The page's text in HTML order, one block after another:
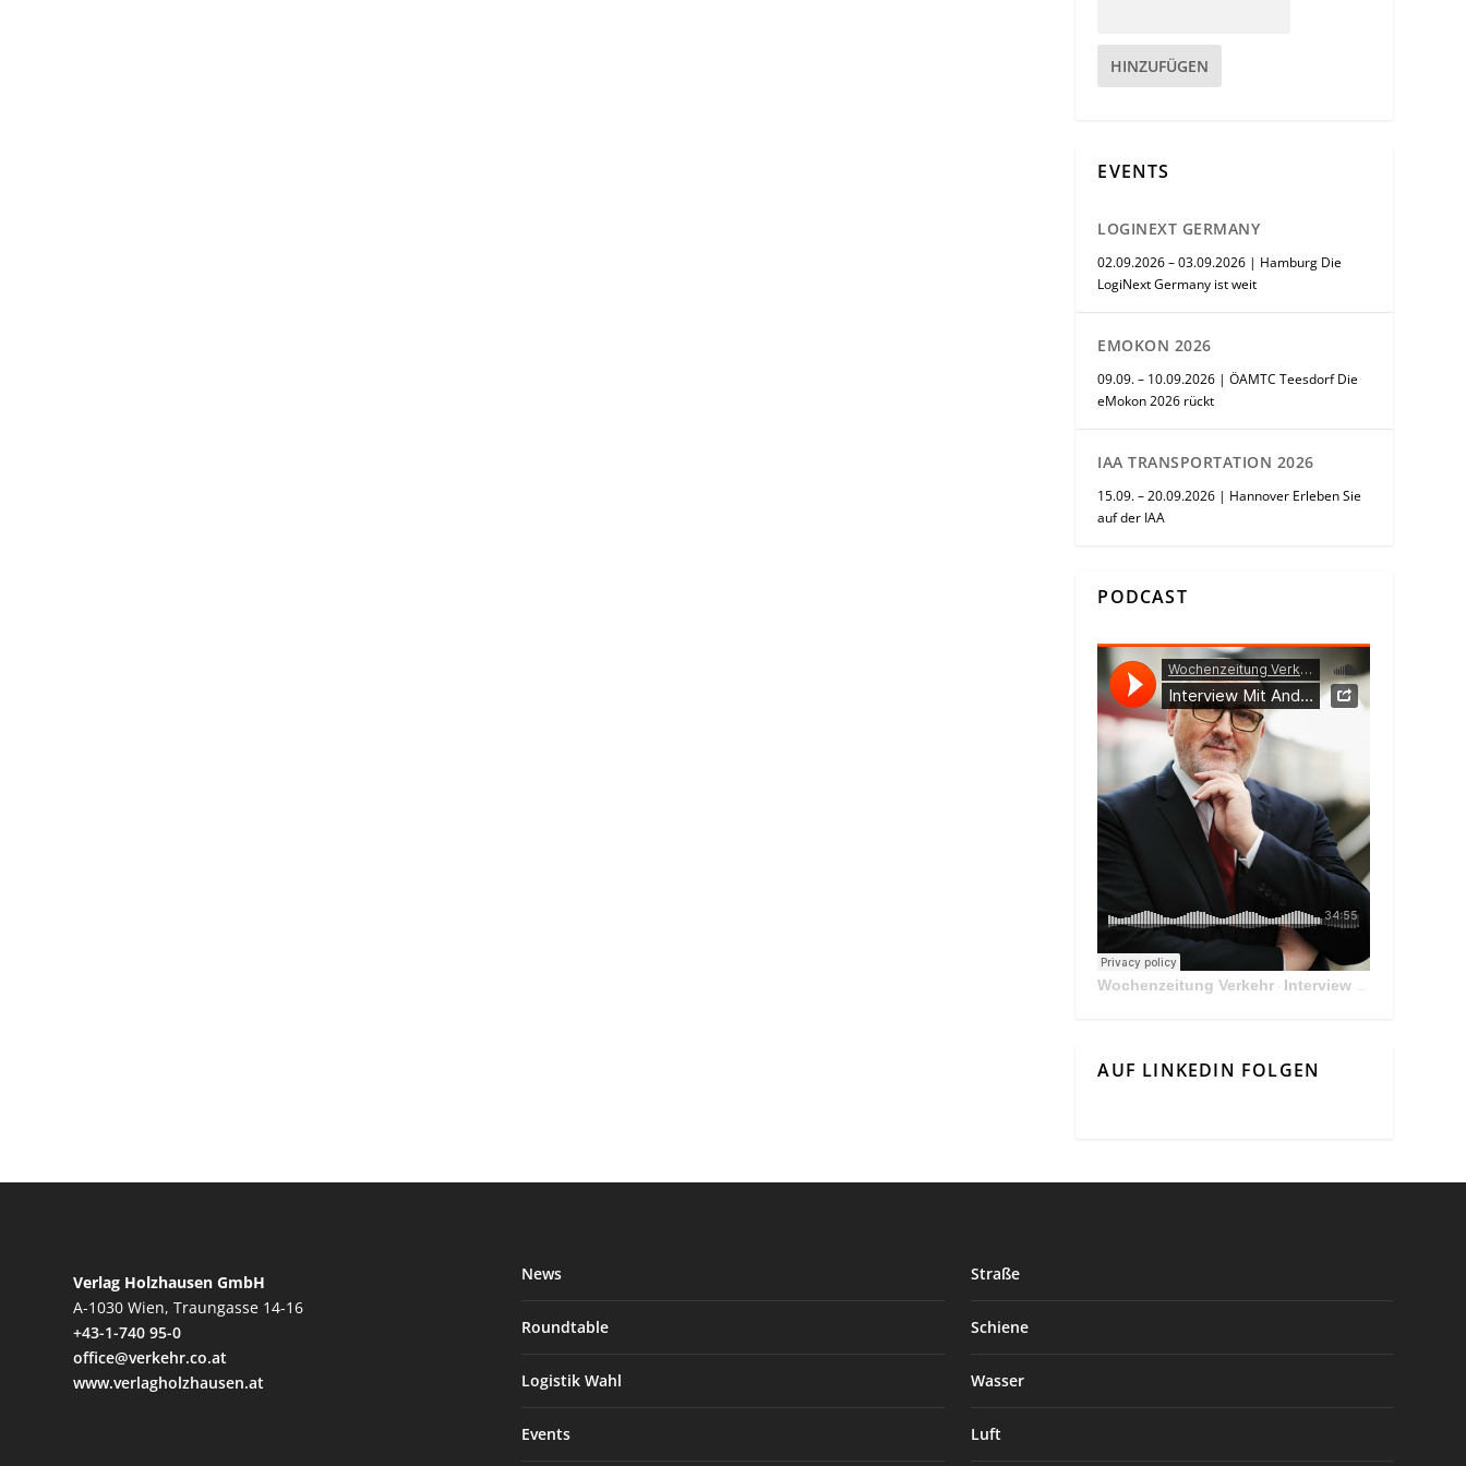
HINZUFÜGEN
EVENTS
LOGINEXT GERMANY
02.09.2026 – 03.09.2026 | Hamburg Die
LogiNext Germany ist weit
EMOKON 2026
09.09. – 10.09.2026 | ÖAMTC Teesdorf Die
eMokon 2026 rückt
IAA TRANSPORTATION 2026
15.09. – 20.09.2026 | Hannover Erleben Sie
auf der IAA
PODCAST
Wochenzeitung Verkehr · Interview Mit Andreas Matthä, CEO der ÖBB Holding
AUF LINKEDIN FOLGEN
Verlag Holzhausen GmbH
A-1030 Wien, Traungasse 14-16
+43-1-740 95-0
office@verkehr.co.at
www.verlagholzhausen.at
News
Roundtable
Logistik Wahl
Events
Straße
Schiene
Wasser
Luft